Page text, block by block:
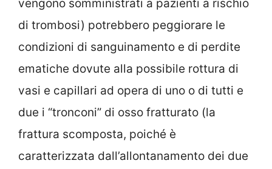
vengono somministrati a pazienti a rischio
di trombosi) potrebbero peggiorare le
condizioni di sanguinamento e di perdite
ematiche dovute alla possibile rottura di
vasi e capillari ad opera di uno o di tutti e
due i “tronconi” di osso fratturato (la
frattura scomposta, poiché è
caratterizzata dall’allontanamento dei due